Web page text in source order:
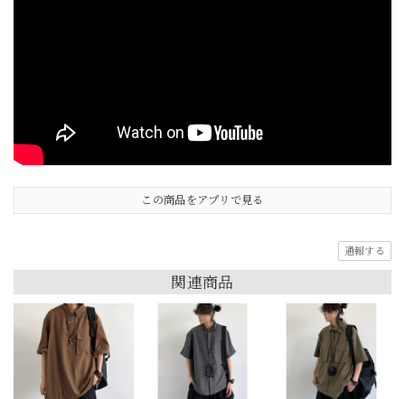
この商品をアプリで見る
通報する
関連商品